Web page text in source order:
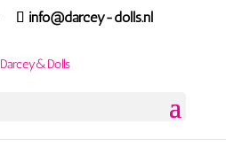
info@darcey-dolls.nl